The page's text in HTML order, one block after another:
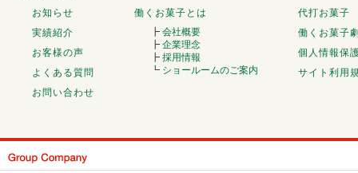
お知らせ
実績紹介
お客様の声
よくある質問
お問い合わせ
働くお菓子とは
┣ 会社概要
┣ 企業理念
┣ 採用情報
┗ ショールームのご案内
代打お菓子
働くお菓子
個人情報保
サイト利用